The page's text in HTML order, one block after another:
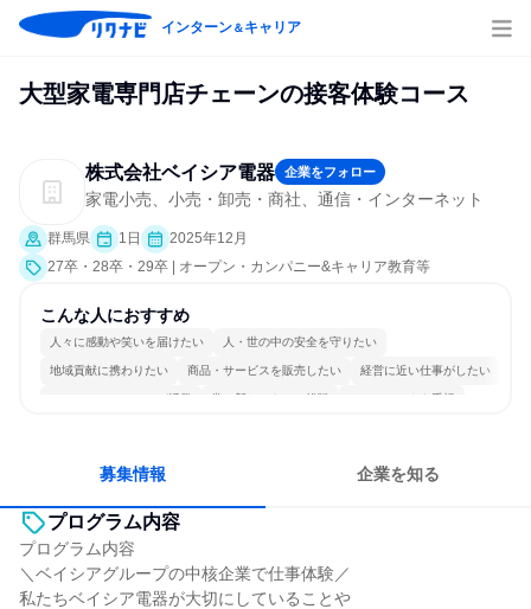
インターン＆キャリア
大型家電専門店チェーンの接客体験コース
株式会社ベイシア電器 企業をフォロー
家電小売、小売・卸売・商社、通信・インターネット
群馬県 1日
2025年12月
27卒・28卒・29卒 | オープン・カンパニー&キャリア教育等
こんな人におすすめ
人々に感動や笑いを届けたい 人・世の中の安全を守りたい
地域貢献に携わりたい 商品・サービスを販売したい 経営に近い仕事がしたい
コミュニケーションが活発 常に新しいものに挑戦 チームワークを重視
募集情報 企業を知る
プログラム内容
プログラム内容
＼ベイシアグループの中核企業で仕事体験／
私たちベイシア電器が大切にしていることや